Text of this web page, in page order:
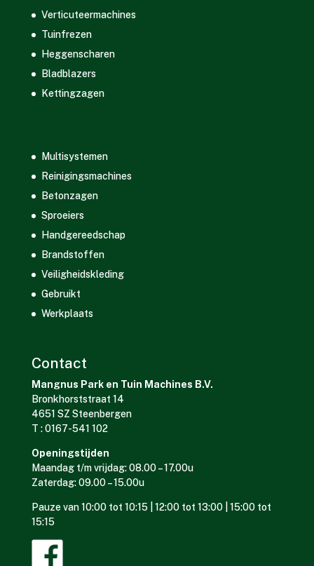
Verticuteermachines
Tuinfrezen
Heggenscharen
Bladblazers
Kettingzagen
Multisystemen
Reinigingsmachines
Betonzagen
Sproeiers
Handgereedschap
Brandstoffen
Veiligheidskleding
Gebruikt
Werkplaats
Contact
Mangnus Park en Tuin Machines B.V.
Bronkhorststraat 14
4651 SZ Steenbergen
T : 0167-541 102
Openingstijden
Maandag t/m vrijdag: 08.00 – 17.00u
Zaterdag: 09.00 – 15.00u
Pauze van 10:00 tot 10:15 | 12:00 tot 13:00 | 15:00 tot
15:15